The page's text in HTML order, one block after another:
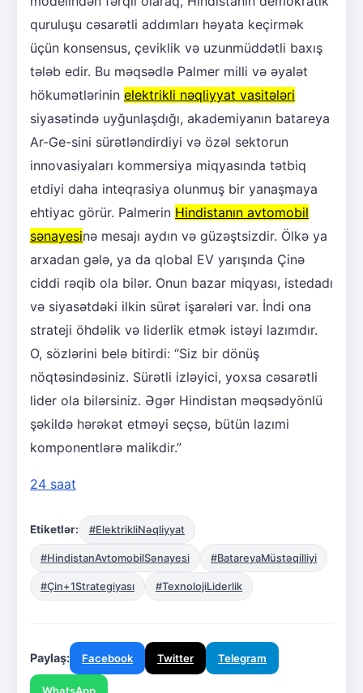
quruluşu cəsarətli addımları həyata keçirmək
üçün konsensus, çeviklik və uzunmüddətli baxış
tələb edir. Bu məqsədlə Palmer milli və əyalət
hökumətlərinin elektrikli nəqliyyat vasitələri
siyasətində uyğunlaşdığı, akademiyanın batareya
Ar-Ge-sini sürətləndirdiyi və özəl sektorun
innovasiyaları kommersiya miqyasında tətbiq
etdiyi daha inteqrasiya olunmuş bir yanaşmaya
ehtiyac görür. Palmerin Hindistanın avtomobil
sənayesinə mesajı aydın və güzəştsizdir. Ölkə ya
arxadan gələ, ya da qlobal EV yarışında Çinə
ciddi rəqib ola bilər. Onun bazar miqyası, istedadı
və siyasətdəki ilkin sürət işarələri var. İndi ona
strateji öhdəlik və liderlik etmək istəyi lazımdır.
O, sözlərini belə bitirdi: “Siz bir dönüş
nöqtəsindəsiniz. Sürətli izləyici, yoxsa cəsarətli
lider ola bilərsiniz. Əgər Hindistan məqsədyönlü
şəkildə hərəkət etməyi seçsə, bütün lazımi
komponentlərə malikdir.”
24 saat
Etiketlər: #ElektrikliNəqliyyat
#HindistanAvtomobilSənayesi #BatareyaMüstəqilliyi
#Çin+1Strategiyası #TexnolojiLiderlik
Paylaş: Facebook Twitter Telegram
WhatsApp